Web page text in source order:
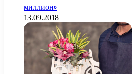
миллион»
13.09.2018